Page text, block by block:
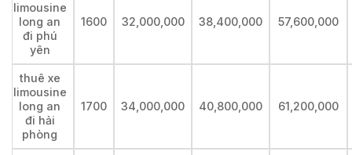
limousine
long an
đi phú
yên
1600 32,000,000 38,400,000 57,600,000
thuê xe
limousine
long an
đi hải
phòng
1700 34,000,000 40,800,000 61,200,000